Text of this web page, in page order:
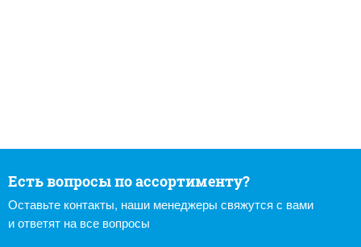
Есть вопросы по ассортименту?
Оставьте контакты, наши менеджеры свяжутся с вами
и ответят на все вопросы